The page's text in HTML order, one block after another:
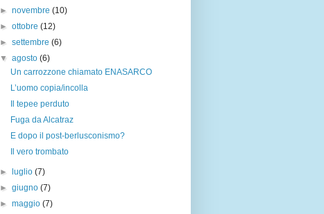
►novembre(10)
►ottobre(12)
►settembre(6)
▼agosto(6)
Un carrozzone chiamato ENASARCO
L’uomo copia/incolla
Il tepee perduto
Fuga da Alcatraz
E dopo il post-berlusconismo?
Il vero trombato
► luglio(7)
►giugno(7)
►maggio(7)